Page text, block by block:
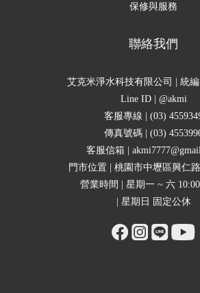
保修與服務
聯絡我們
艾克米淨水科技有限公司 | 統編
Line ID | @akmi
客服專線 | (03)
傳真號碼 | (03)
客服信箱 |
門市位置 | 桃園市中壢區興仁
營業時間 | 星期一 ~ 六
| 星期日 固定公休